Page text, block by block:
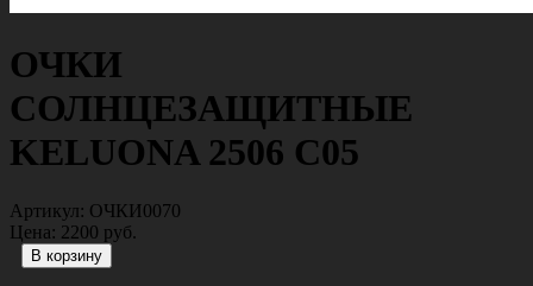
ОЧКИ
СОЛНЦЕЗАЩИТНЫЕ
KELUONA 2506 С05
Артикул: ОЧКИ0070
Цена: 2200 руб.